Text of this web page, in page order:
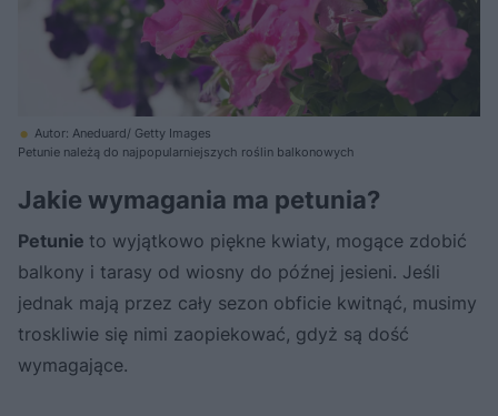
Autor: Aneduard/ Getty Images
Petunie należą do najpopularniejszych roślin balkonowych
Jakie wymagania ma petunia?
Petunie to wyjątkowo piękne kwiaty, mogące zdobić
balkony i tarasy od wiosny do późnej jesieni. Jeśli
jednak mają przez cały sezon obficie kwitnąć, musimy
troskliwie się nimi zaopiekować, gdyż są dość
wymagające.